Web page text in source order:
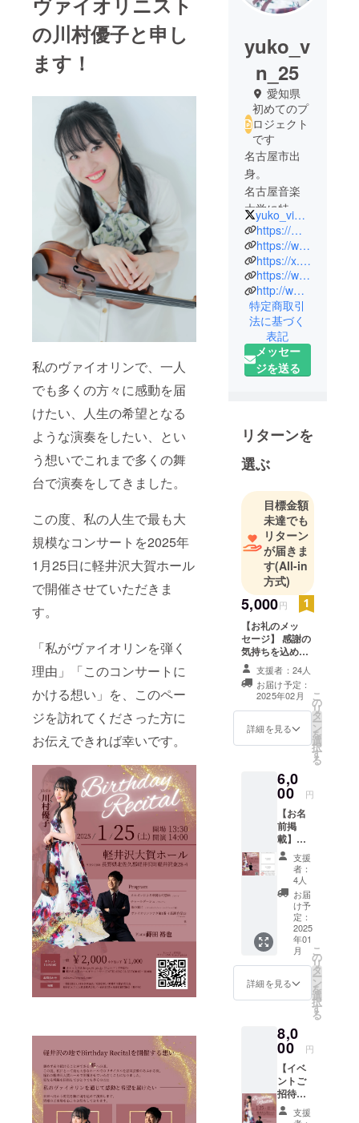
の川村優子と申し
ます！
私のヴァイオリンで、一人
でも多くの方々に感動を届
けたい、人生の希望となる
ような演奏をしたい、とい
う想いでこれまで多くの舞
台で演奏をしてきました。
この度、私の人生で最も大
規模なコンサートを2025年
1月25日に軽井沢大賀ホール
で開催させていただきま
す。
「私がヴァイオリンを弾く
理由」「このコンサートに
かける想い」を、このペー
ジを訪れてくださった方に
お伝えできれば幸いです。
yuko_v
n_25
愛知県
初めてのプ
ロジェクト
です
名古屋市出
身。
名古屋音楽
大学に特待
生として入
学。
Philharmonik
er Wien
Nagoyaとソ
リストとし
てメンデル
スゾーンの
ヴァイオリ
イタリア・
トロペア市
主催ソロコ
ンサートに
てヨーロッ
パデ
ビュー。日
本とトロペ
ア市を繋ぐ
架け橋とな
る感動的な
演奏であっ
たと高評を
得る。
また同年
春、初リサ
催し、好評
これまで
に、ヴァイ
オリンを荒
川芳子、藤
ノ井愛、加
藤瑞木の各
氏に師事。
シャンドー
ゴッツィ、
ヤーノ
シュ・シェ
ルメツィ、
クシシュト
タナ、ジェ
ラール・
プーレ各氏
のマスター
クラスを受
yuko_violin_25
https://myevent0info.wixsite.com/yukokawamura
https://www.instagram.com/yukokawamura25?igsh=cm42ZmJzN3U1bjB6&utm_source=qr
https://x.com/yuko_violin_25
https://www.tiktok.com/@yukohime25violinist?_t=8b3KEf4szfl&_r=1
http://www.youtube.com/@yukokawamura2706
特定商取引
法に基づく
表記
メッセー
ジを送る
リターンを
選ぶ
目標金額
未達でも
リターン
が届きま
す(All-in
方式)
5,000円
【お礼のメッ
セージ】 感謝の
気持ちを込め
て、お礼のメー
ルをお送りしま
す。
支援者：24人
お届け予定：
2025年02月
詳細を見る
こ
の
リ
タ
ー
ン
を
選
択
す
る
6,0
00 円
【お名
前掲
載】
2025年
1月25日
(土)Birt
hday
Recital
で配布
するプ
ログラ
ムに、
支援者
様のお
名前
（ニッ
ム）を
掲載し
ます。
・支援
時、必
ず備考
欄に希
支援
者：
4人
お届
け予
定：
2025
年01
月
詳細を見る
こ
の
リ
タ
ー
ン
を
選
択
す
る
8,0
00 円
【イベ
ントご
招待】
2025年
1月25日
支援